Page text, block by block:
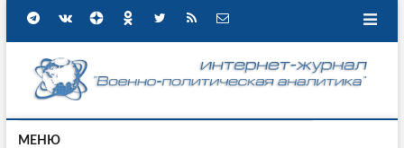
МЕНЮ